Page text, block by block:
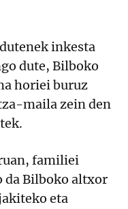
inkesta
dute, Bilboko
horiei buruz
maila zein den
familiei
da Bilboko altxor
eta